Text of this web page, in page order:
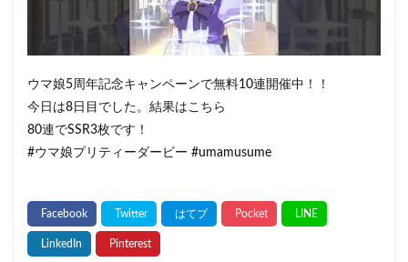
ウマ娘5周年記念キャンペーンで無料10連開催中！！
今日は8日目でした。結果はこちら
80連でSSR3枚です！
#ウマ娘プリティーダービー #umamusume